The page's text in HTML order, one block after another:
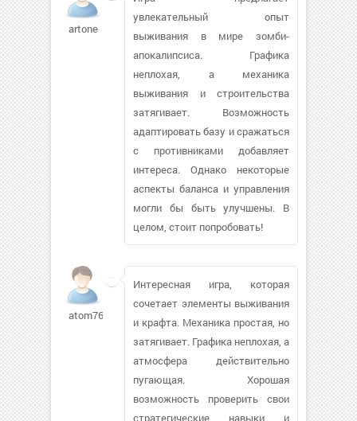
artone
увлекательный опыт
выживания в мире зомби-
апокалипсиса. Графика
неплохая, а механика
выживания и строительства
затягивает. Возможность
адаптировать базу и сражаться
с противниками добавляет
интереса. Однако некоторые
аспекты баланса и управления
могли бы быть улучшены. В
целом, стоит попробовать!
atom76663
Интересная игра, которая
сочетает элементы выживания
и крафта. Механика простая, но
затягивает. Графика неплохая, а
атмосфера действительно
пугающая. Хорошая
возможность проверить свои
стратегические навыки и